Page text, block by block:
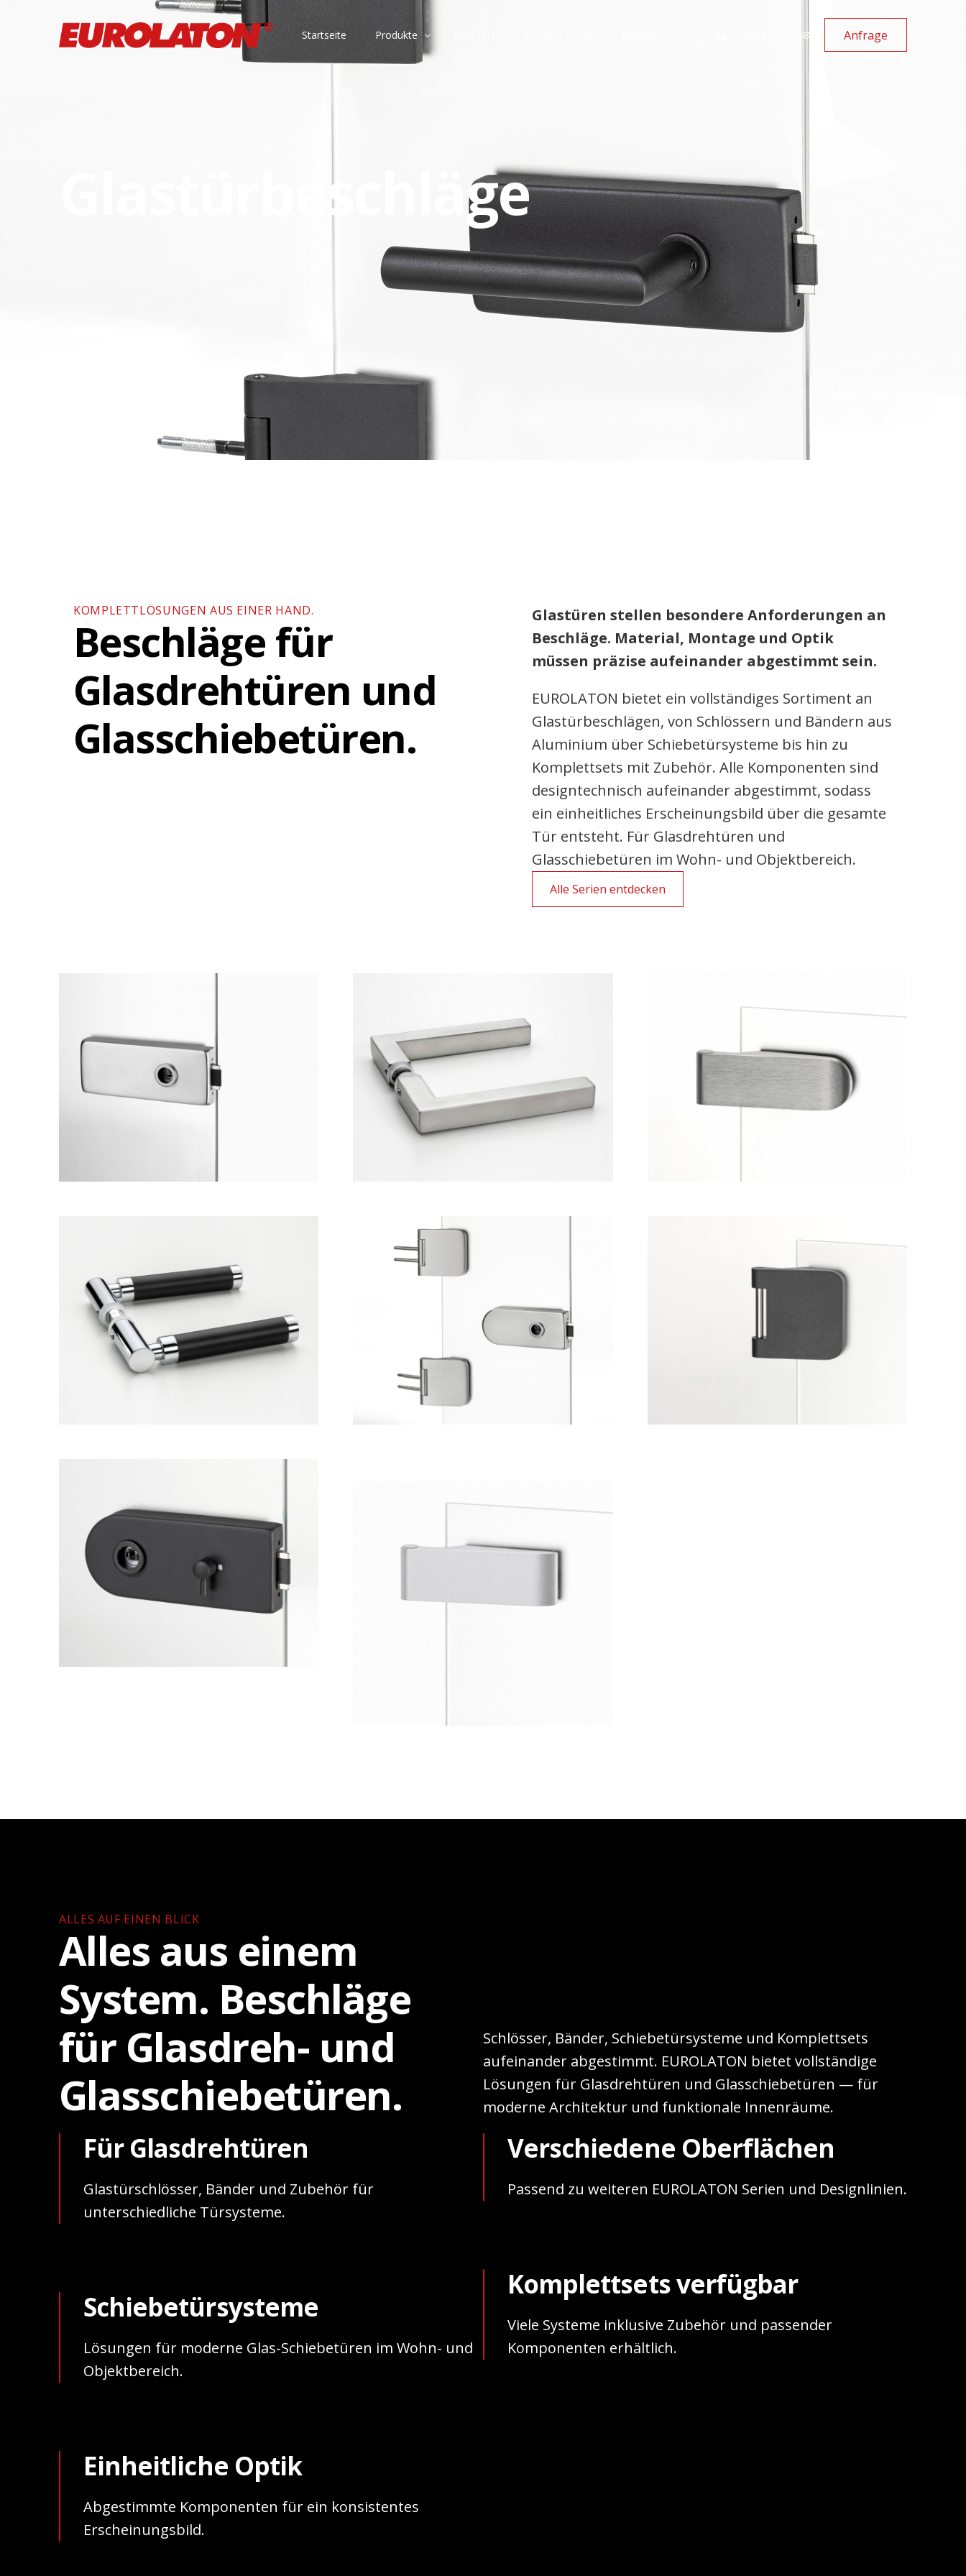
Startseite Produkte
Accessoires
Kataloge & Broschüren
(+49) 2192 93686-0 Anfrage
Glastürbeschläge
KOMPLETTLÖSUNGEN AUS EINER HAND.
Beschläge für
Glasdrehtüren und
Glasschiebetüren.
Glastüren stellen besondere Anforderungen an
Beschläge. Material, Montage und Optik
müssen präzise aufeinander abgestimmt sein.
EUROLATON bietet ein vollständiges Sortiment an
Glastürbeschlägen, von Schlössern und Bändern aus
Aluminium über Schiebetürsysteme bis hin zu
Komplettsets mit Zubehör. Alle Komponenten sind
designtechnisch aufeinander abgestimmt, sodass
ein einheitliches Erscheinungsbild über die gesamte
Tür entsteht. Für Glasdrehtüren und
Glasschiebetüren im Wohn- und Objektbereich.
Alle Serien entdecken
ALLES AUF EINEN BLICK
Alles aus einem
System. Beschläge
für Glasdreh- und
Glasschiebetüren.
Schlösser, Bänder, Schiebetürsysteme und Komplettsets
aufeinander abgestimmt. EUROLATON bietet vollständige
Lösungen für Glasdrehtüren und Glasschiebetüren — für
moderne Architektur und funktionale Innenräume.
Für Glasdrehtüren
Glastürschlösser, Bänder und Zubehör für
unterschiedliche Türsysteme.
Schiebetürsysteme
Lösungen für moderne Glas-Schiebetüren im Wohn- und
Objektbereich.
Einheitliche Optik
Abgestimmte Komponenten für ein konsistentes
Erscheinungsbild.
Verschiedene Oberflächen
Passend zu weiteren EUROLATON Serien und Designlinien.
Komplettsets verfügbar
Viele Systeme inklusive Zubehör und passender
Komponenten erhältlich.